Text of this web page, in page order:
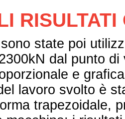
RISULTATI
state poi
dal punto
e
lavoro svolto è
trapezoidale,